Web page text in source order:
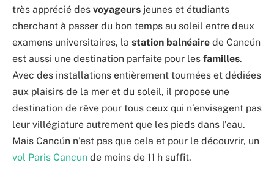
très apprécié des voyageurs jeunes et étudiants
cherchant à passer du bon temps au soleil entre deux
examens universitaires, la station balnéaire de Cancún
est aussi une destination parfaite pour les familles.
Avec des installations entièrement tournées et dédiées
aux plaisirs de la mer et du soleil, il propose une
destination de rêve pour tous ceux qui n’envisagent pas
leur villégiature autrement que les pieds dans l’eau.
Mais Cancún n’est pas que cela et pour le découvrir, un
vol Paris Cancun de moins de 11 h suffit.